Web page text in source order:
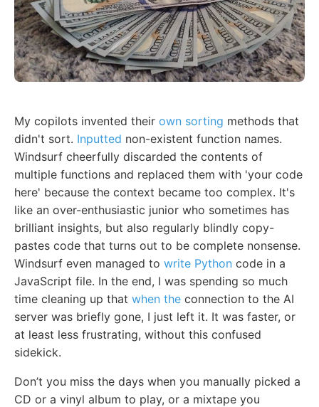
My copilots invented their own sorting methods that
didn't sort. Inputted non-existent function names.
Windsurf cheerfully discarded the contents of
multiple functions and replaced them with 'your code
here' because the context became too complex. It's
like an over-enthusiastic junior who sometimes has
brilliant insights, but also regularly blindly copy-
pastes code that turns out to be complete nonsense.
Windsurf even managed to write Python code in a
JavaScript file. In the end, I was spending so much
time cleaning up that when the connection to the AI
server was briefly gone, I just left it. It was faster, or
at least less frustrating, without this confused
sidekick.
Don’t you miss the days when you manually picked a
CD or a vinyl album to play, or a mixtape you